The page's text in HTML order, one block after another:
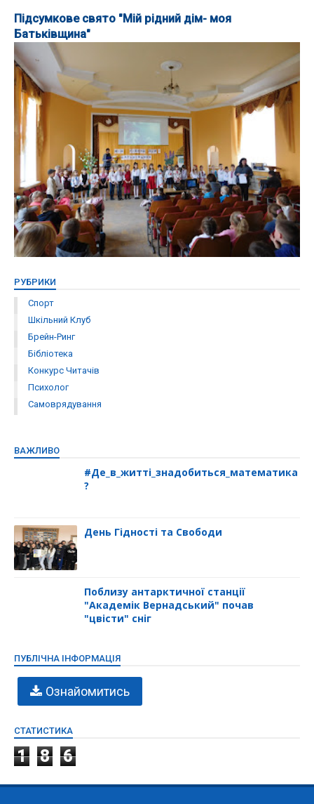
Підсумкове свято "Мій рідний дім- моя
Батьківщина"
РУБРИКИ
Спорт
Шкільний Клуб
Брейн-Ринг
Бібліотека
Конкурс Читачів
Психолог
Самоврядування
ВАЖЛИВО
#Де_в_житті_знадобиться_математика
?
День Гідності та Свободи
Поблизу антарктичної станції
"Академік Вернадський" почав
"цвісти" сніг
ПУБЛІЧНА ІНФОРМАЦІЯ
Ознайомитись
СТАТИСТИКА
1 8 6